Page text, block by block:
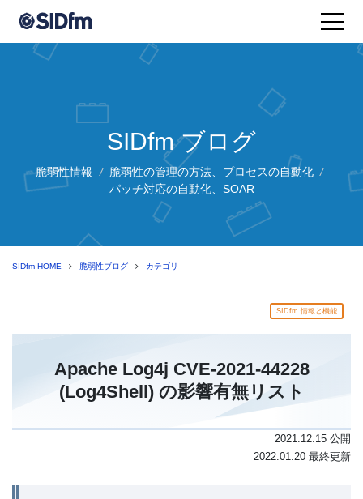
SIDfm ブログ
脆弱性情報 / 脆弱性の管理の方法、プロセスの自動化 /
パッチ対応の自動化、SOAR
SIDfm HOME 脆弱性ブログ カテゴリ
SIDfm 情報と機能
Apache Log4j CVE-2021-44228
(Log4Shell) の影響有無リスト
2021.12.15 公開
2022.01.20 最終更新